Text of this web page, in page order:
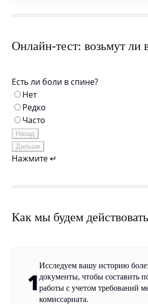
Онлайн-тест: возьмут ли
Есть ли боли в спине?
Нет
Редко
Часто
Назад
Дальше
Нажмите ↵
Как мы будем действовать
1
Исследуем вашу историю
документы, чтобы составить
работы с учетом требований
комиссариата.